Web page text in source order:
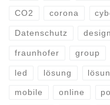
CO2 corona
Datenschutz design
fraunhofer group
led lösung
mobile online